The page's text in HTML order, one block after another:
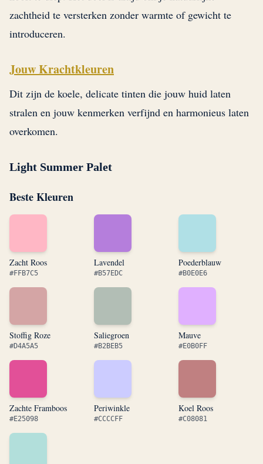
zachtheid te versterken zonder warmte of gewicht te
introduceren.
Jouw Krachtkleuren
Dit zijn de koele, delicate tinten die jouw huid laten
stralen en jouw kenmerken verfijnd en harmonieus laten
overkomen.
Light Summer Palet
Beste Kleuren
Zacht Roos
#FFB7C5
Lavendel
#B57EDC
Poederblauw
#B0E0E6
Stoffig Roze
#D4A5A5
Saliegroen
#B2BEB5
Mauve
#E0B0FF
Zachte Framboos
#E25098
Periwinkle
#CCCCFF
Koel Roos
#C08081